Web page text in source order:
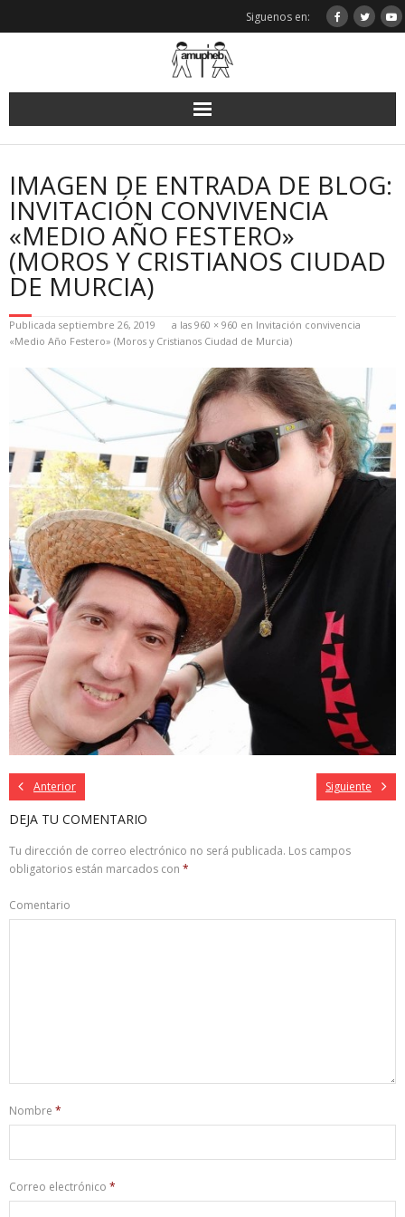
Siguenos en:
IMAGEN DE ENTRADA DE BLOG:
INVITACIÓN CONVIVENCIA
«MEDIO AÑO FESTERO»
(MOROS Y CRISTIANOS CIUDAD
DE MURCIA)
Publicada septiembre 26, 2019 a las 960 × 960 en Invitación convivencia
«Medio Año Festero» (Moros y Cristianos Ciudad de Murcia)
Anterior Siguiente
DEJA TU COMENTARIO
Tu dirección de correo electrónico no será publicada. Los campos
obligatorios están marcados con *
Comentario
Nombre *
Correo electrónico *